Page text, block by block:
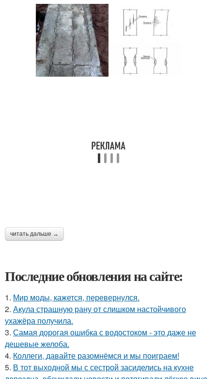
читать дальше →
Последние обновления на сайте:
1. Мир моды, кажется, перевернулся.
2. Акула страшную рану от слишком настойчивого
ухажёра получила.
3. Самая дорогая ошибка с водостоком - это даже не
дешевые желоба.
4. Коллеги, давайте разомнёмся и мы поиграем!
5. В тот выходной мы с сестрой засиделись на кухне